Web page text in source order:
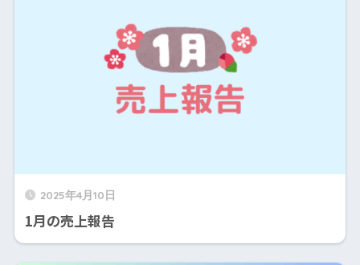
2025年4月10日
1月の売上報告